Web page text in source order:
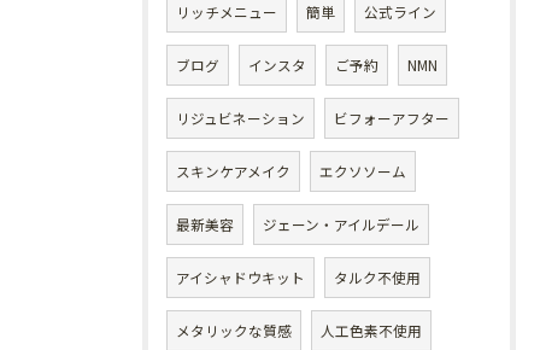
リッチメニュー 簡単 公式ライン
ブログ インスタ ご予約 NMN
リジュビネーション ビフォーアフター
スキンケアメイク エクソソーム
最新美容 ジェーン・アイルデール
アイシャドウキット タルク不使用
メタリックな質感 人工色素不使用